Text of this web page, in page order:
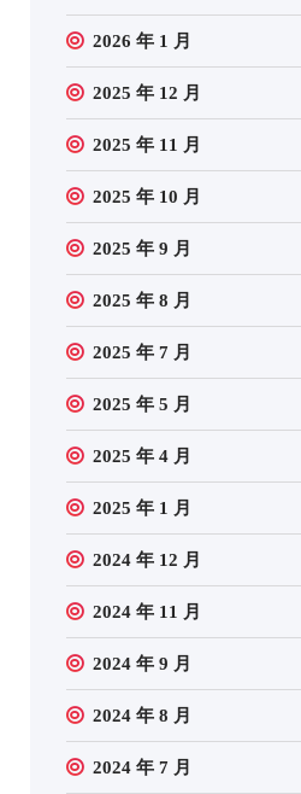
2026 年 1 月
2025 年 12 月
2025 年 11 月
2025 年 10 月
2025 年 9 月
2025 年 8 月
2025 年 7 月
2025 年 5 月
2025 年 4 月
2025 年 1 月
2024 年 12 月
2024 年 11 月
2024 年 9 月
2024 年 8 月
2024 年 7 月